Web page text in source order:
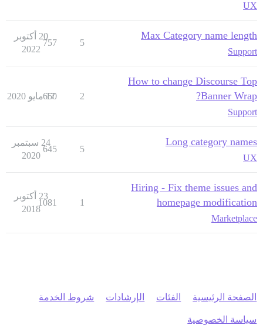
UX
Max Category name length
Support
5
757
20 أكتوبر
2022
How to change Discourse Top
Banner Wrap?
Support
2
650
17 مايو 2020
Long category names
UX
5
645
24 سبتمبر
2020
Hiring - Fix theme issues and
homepage modification
Marketplace
1
1081
23 أكتوبر
2018
الصفحة الرئيسية الفئات الإرشادات شروط الخدمة
سياسة الخصوصية